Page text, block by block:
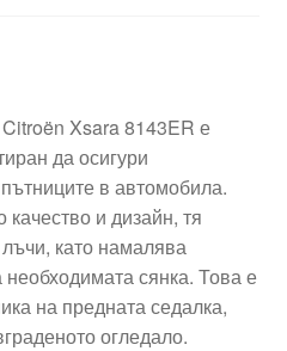
Xsara 8143ER е
да осигури
в автомобила.
и дизайн, тя
като намалява
сянка. Това е
на предната седалка,
огледало.